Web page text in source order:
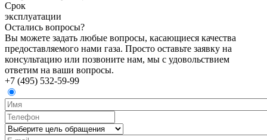
Срок
эксплуатации
Остались вопросы?
Вы можете задать любые вопросы, касающиеся качества
предоставляемого нами газа. Просто оставьте заявку на
консультацию или позвоните нам, мы с удовольствием
ответим на ваши вопросы.
+7 (495) 532-59-99